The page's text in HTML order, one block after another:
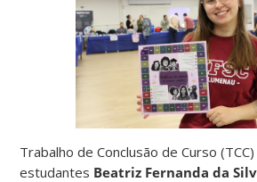
Trabalho de Conclusão de Curso
estudantes Beatriz Fernanda da